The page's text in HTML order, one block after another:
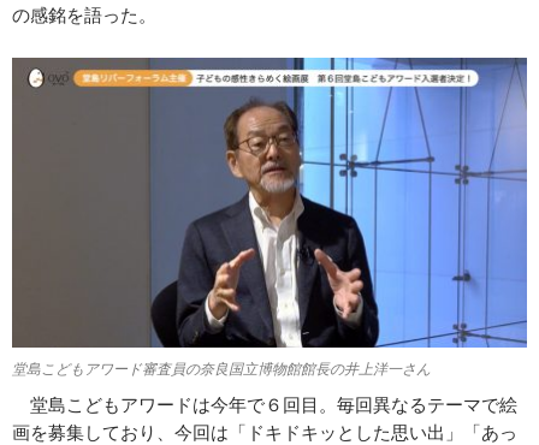
の感銘を語った。
堂島こどもアワード審査員の奈良国立博物館館長の井上洋一さん
堂島こどもアワードは今年で６回目。毎回異なるテーマで絵
画を募集しており、今回は「ドキドキッとした思い出」「あっ